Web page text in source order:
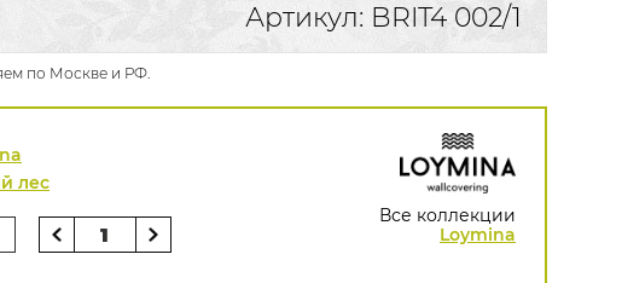
Голландия
Италия Россия Все страны
БРЕНДЫ
York
Bernardo Bartalucci
Zambaiti
AS Creation
Hygge Roll
Grandeco
Артикул: BRIT4 002/1
по Москве и РФ.
Все коллекции
Loymina
лес